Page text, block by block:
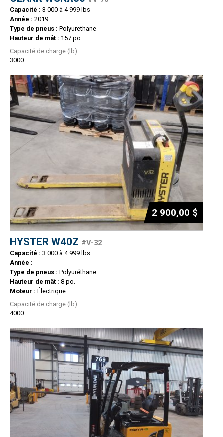
Capacité : 3 000 à 4 999 lbs
Année : 2019
Type de pneus : Polyurethane
Hauteur de mât : 157 po.
Capacité de charge (lb):
3000
2 900,00 $
HYSTER W40Z #V-32
Capacité : 3 000 à 4 999 lbs
Année :
Type de pneus : Polyuréthane
Hauteur de mât : 8 po.
Moteur : Électrique
Capacité de charge (lb):
4000